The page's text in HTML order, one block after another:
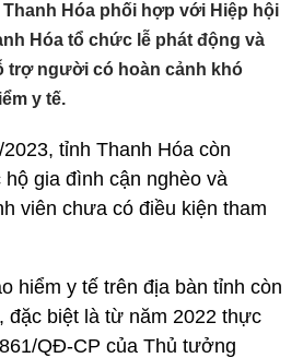
Thanh Hóa phối hợp với Hiệp hội
Hóa tổ chức lễ phát động và
trợ người có hoàn cảnh khó
y tế.
tỉnh Thanh Hóa còn
gia đình cận nghèo và
viên chưa có điều kiện tham
hiểm y tế trên địa bàn tỉnh còn
đặc biệt là từ năm 2022 thực
QĐ-CP của Thủ tưởng